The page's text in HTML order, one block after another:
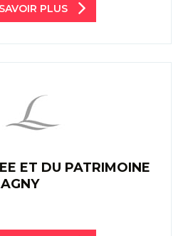
PLUS
ET DU PATRIMOINE